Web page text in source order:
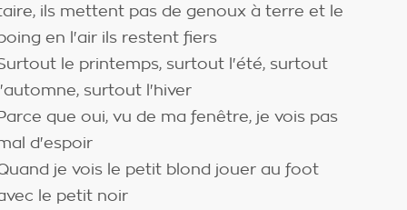
ils mettent pas de genoux à terre et le
en l'air ils restent fiers
le printemps, surtout l'été, surtout
surtout l'hiver
que oui, vu de ma fenêtre, je vois pas
d'espoir
je vois le petit blond jouer au foot
le petit noir